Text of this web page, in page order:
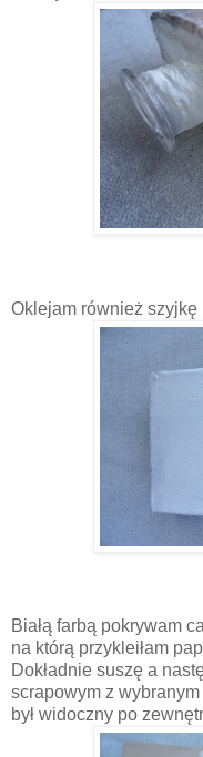
Oklejam również
Białą farbą pokrywam
na którą przykleiłam
Dokładnie suszę a
scrapowym z
był widoczny po